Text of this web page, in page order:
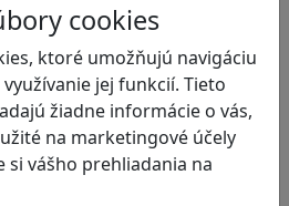
cookies
ktoré umožňujú navigáciu
jej funkcií. Tieto
žiadne informácie o vás,
na marketingové účely
si vášho prehliadania na